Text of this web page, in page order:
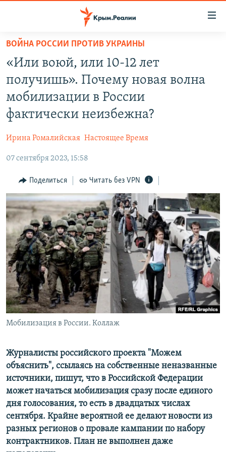
Вернуться
основному
содержанию
Вернутся
главной
Вернутся
ГРУЗ 200
КАРТА ВОЕННЫХ ОБЪЕКТОВ КРЫМА
ВОДА
ИСТОРИЯ
ИНФОГРАФИКА
ТЕЛЕПРОЕКТ КРЫМ.РЕАЛИИ
СОВЕТЫ ПРАВОЗАЩИТНИКОВ
ПРОПАВШИЕ БЕЗ ВЕСТИ
ПОБЕДИТЕЛЕЙ НЕ СУДЯТ?
КРЫМ.НЕПОКОРЕННЫЙ
ELIFBE
УКРАИНСКАЯ ПРОБЛЕМА КРЫМА
РАДІО СВОБОДА
КАК ОБОЙТИ БЛОКИРОВКУ
Qırımtatar
ПРИСОЕДИНЯЙТЕСЬ!
Все сайты RFE/RL
ВОЙНА РОССИИ ПРОТИВ УКРАИНЫ
«Или воюй, или 10-12 лет
получишь». Почему новая волна
мобилизации в России
фактически неизбежна?
Ирина Ромалийская Настоящее Время
07 сентября 2023, 15:58
Поделиться Читать без VPN
Мобилизация в России. Коллаж
Журналисты российского проекта "Можем
объяснить", ссылаясь на собственные неназванные
источники, пишут, что в Российской Федерации
может начаться мобилизация сразу после единого
дня голосования, то есть в двадцатых числах
сентября. Крайне вероятной ее делают новости из
разных регионов о провале кампании по набору
контрактников. План не выполнен даже